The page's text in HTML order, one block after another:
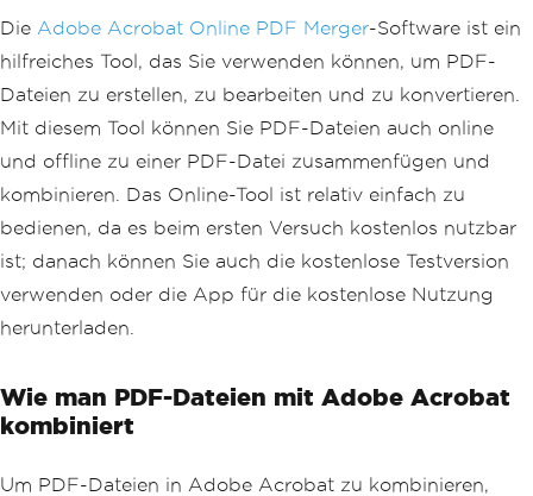
Die Adobe Acrobat Online PDF Merger-Software ist ein
hilfreiches Tool, das Sie verwenden können, um PDF-
Dateien zu erstellen, zu bearbeiten und zu konvertieren.
Mit diesem Tool können Sie PDF-Dateien auch online
und offline zu einer PDF-Datei zusammenfügen und
kombinieren. Das Online-Tool ist relativ einfach zu
bedienen, da es beim ersten Versuch kostenlos nutzbar
ist; danach können Sie auch die kostenlose Testversion
verwenden oder die App für die kostenlose Nutzung
herunterladen.
Wie man PDF-Dateien mit Adobe Acrobat
kombiniert
Um PDF-Dateien in Adobe Acrobat zu kombinieren,